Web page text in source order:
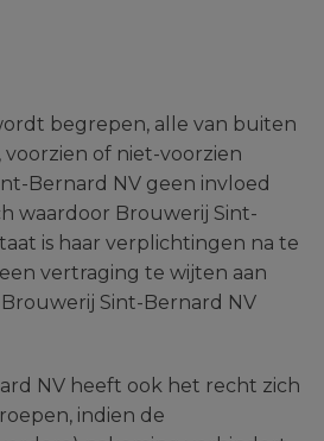
begrepen, alle van buiten
of niet-voorzien
Bernard NV geen invloed
waardoor Brouwerij Sint-
is haar verplichtingen na te
vertraging te wijten aan
Sint-Bernard NV
NV heeft ook het recht zich
indien de